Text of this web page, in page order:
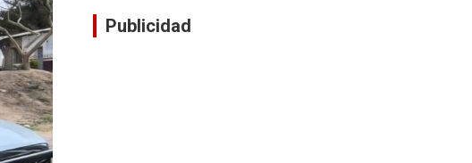
Publicidad